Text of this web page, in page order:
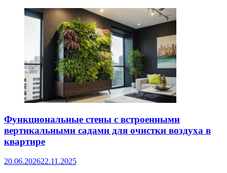
Функциональные стены с встроенными
вертикальными садами для очистки воздуха в
квартире
20.06.202622.11.2025